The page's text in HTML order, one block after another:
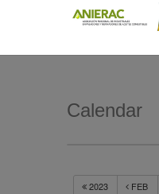
Calendar
2023 FEB